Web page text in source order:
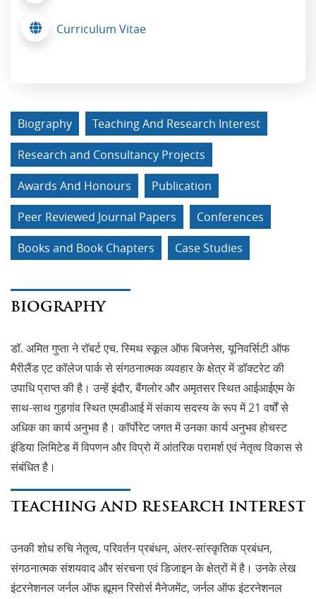
Curriculum Vitae
Biography
Teaching And Research Interest
Research and Consultancy Projects
Awards And Honours
Publication
Peer Reviewed Journal Papers
Conferences
Books and Book Chapters
Case Studies
BIOGRAPHY
डॉ. अमित गुप्ता ने रॉबर्ट एच. स्मिथ स्कूल ऑफ बिजनेस, यूनिवर्सिटी ऑफ
मैरीलैंड एट कॉलेज पार्क से संगठनात्मक व्यवहार के क्षेत्र में डॉक्टरेट की
उपाधि प्राप्त की है। उन्हें इंदौर, बैंगलोर और अमृतसर स्थित आईआईएम के
साथ-साथ गुड़गांव स्थित एमडीआई में संकाय सदस्य के रूप में 21 वर्षों से
अधिक का कार्य अनुभव है। कॉर्पोरेट जगत में उनका कार्य अनुभव होचस्ट
इंडिया लिमिटेड में विपणन और विप्रो में आंतरिक परामर्श एवं नेतृत्व विकास से
संबंधित है।
TEACHING AND RESEARCH INTEREST
उनकी शोध रुचि नेतृत्व, परिवर्तन प्रबंधन, अंतर-सांस्कृतिक प्रबंधन,
संगठनात्मक संशयवाद और संरचना एवं डिजाइन के क्षेत्रों में है। उनके लेख
इंटरनेशनल जर्नल ऑफ ह्यूमन रिसोर्स मैनेजमेंट, जर्नल ऑफ इंटरनेशनल